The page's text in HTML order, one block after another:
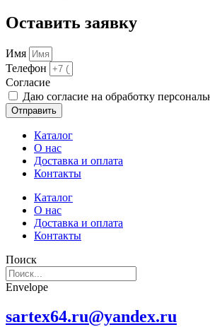
Оставить заявку
Имя
Телефон
Cогласие
Даю согласие на обработку
Отправить
Каталог
О нас
Доставка и оплата
Контакты
Каталог
О нас
Доставка и оплата
Контакты
Поиск
Envelope
sartex64.ru@yandex.ru